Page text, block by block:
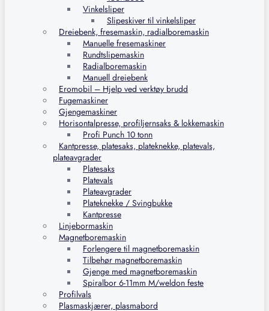
Vinkelsliper
Slipeskiver til vinkelsliper
Dreiebenk, fresemaskin, radialboremaskin
Manuelle fresemaskiner
Rundtslipemaskin
Radialboremaskin
Manuell dreiebenk
Eromobil – Hjelp ved verktøy brudd
Fugemaskiner
Gjengemaskiner
Horisontalpresse, profiljernsaks & lokkemaskin
Profi Punch 10 tonn
Kantpresse, platesaks, plateknekke, platevals,
plateavgrader
Platesaks
Platevals
Plateavgrader
Plateknekke / Svingbukke
Kantpresse
Linjebormaskin
Magnetboremaskin
Forlengere til magnetboremaskin
Tilbehør magnetboremaskin
Gjenge med magnetboremaskin
Spiralbor 6-11mm M/weldon feste
Profilvals
Plasmaskjærer, plasmabord